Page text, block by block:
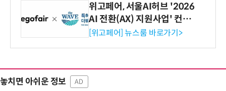
위고페어, 서울AI허브 '2026
AI 전환(AX) 지원사업' 컨소
시엄 선정
[위고페어] 뉴스룸 바로가기>
놓치면 아쉬운 정보 AD